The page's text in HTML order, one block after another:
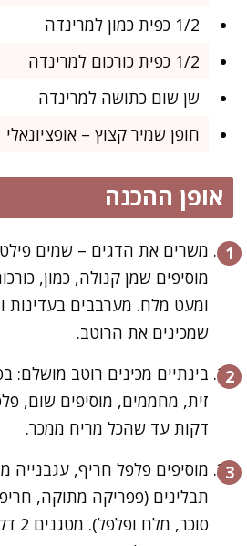
1/2 כפית כמון למרינדה
1/2 כפית כורכום למרינדה
שן שום כתושה למרינדה
חופן שמיר קצוץ – אופציונאלי
אופן ההכנה
משרים את הדגים – שמים
מוסיפים שמן קנולה, כמון,
שמכינים את הרוטב.
בינתיים מכינים רוטב מושלם:
דקות עד שהכל מריח ממכר.
מוסיפים פלפל חריף, עגבנייה
תבלינים (פפריקה מתוקה,